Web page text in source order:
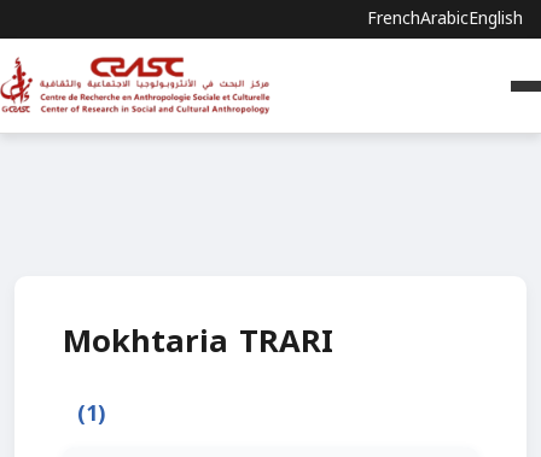
FrenchArabicEnglish
Mokhtaria TRARI
(1)